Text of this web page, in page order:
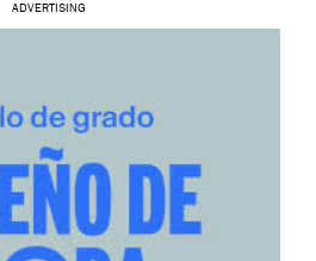
ADVERTISING